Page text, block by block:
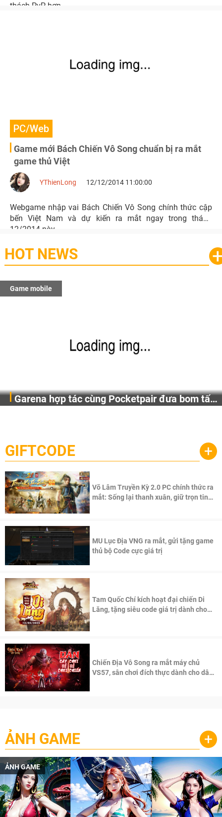
thách PvP hơn.
PC/Web
Game mới Bách Chiến Vô Song chuẩn bị ra mắt
game thủ Việt
YThienLong 12/12/2014 11:00:00
Webgame nhập vai Bách Chiến Vô Song chính thức cập
bến Việt Nam và dự kiến ra mắt ngay trong tháng
12/2014 này.
HOT NEWS
Game mobile
Garena hợp tác cùng Pocketpair đưa bom tấn
cầu, theo giấy phép chính thức từ công ty game Nhật Bản
Pocketpair, Inc.
GIFTCODE +
Võ Lâm Truyền Kỳ 2.0 PC chính thức ra
mắt: Sống lại thanh xuân, giữ trọn tinh
MU Lục Địa VNG ra mắt, gửi tặng game
thủ bộ Code cực giá trị
Tam Quốc Chí kích hoạt đại chiến Di
Lăng, tặng siêu code giá trị dành cho
Chiến Địa Vô Song ra mắt máy chủ
VS57, sân chơi đích thực dành cho dân
ẢNH GAME +
ẢNH GAME